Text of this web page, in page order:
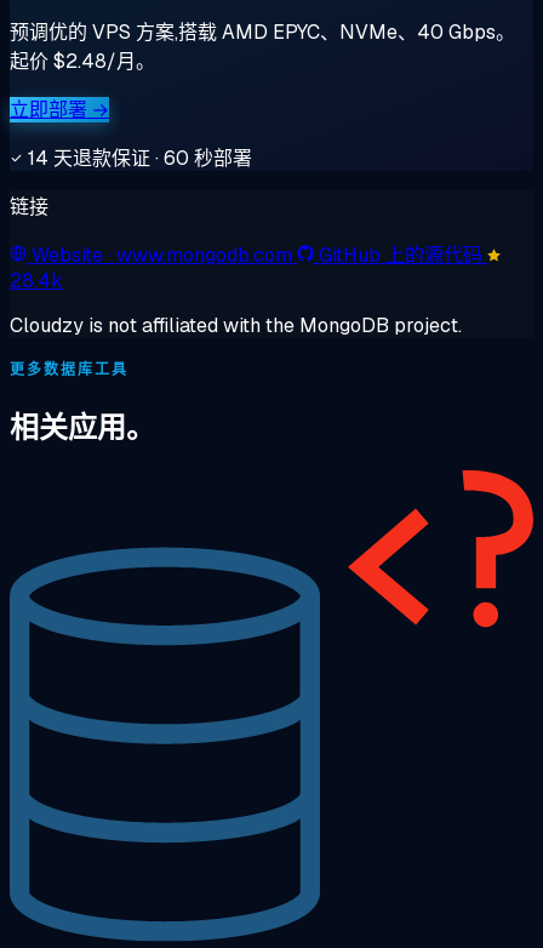
预调优的 VPS 方案,搭载 AMD EPYC、NVMe、40 Gbps。
起价 $2.48/月。
立即部署 →
14 天退款保证 · 60 秒部署
链接
Website· www.mongodb.com
GitHub 上的源代码
28.4k
Cloudzy is not affiliated with the MongoDB project.
更多数据库工具
相关应用。